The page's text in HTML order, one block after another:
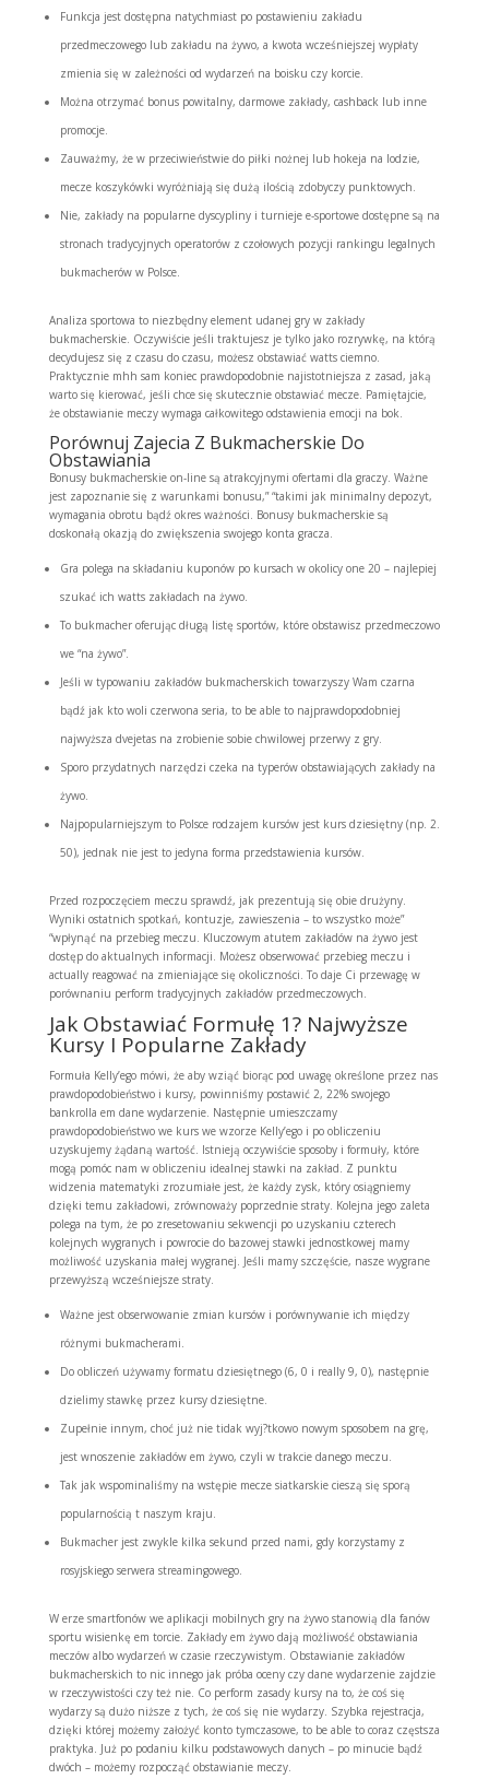
Funkcja jest dostępna natychmiast po postawieniu zakładu
przedmeczowego lub zakładu na żywo, a kwota wcześniejszej wypłaty
zmienia się w zależności od wydarzeń na boisku czy korcie.
Można otrzymać bonus powitalny, darmowe zakłady, cashback lub inne
promocje.
Zauważmy, że w przeciwieństwie do piłki nożnej lub hokeja na lodzie,
mecze koszykówki wyróżniają się dużą ilością zdobyczy punktowych.
Nie, zakłady na popularne dyscypliny i turnieje e-sportowe dostępne są na
stronach tradycyjnych operatorów z czołowych pozycji rankingu legalnych
bukmacherów w Polsce.
Analiza sportowa to niezbędny element udanej gry w zakłady
bukmacherskie. Oczywiście jeśli traktujesz je tylko jako rozrywkę, na którą
decydujesz się z czasu do czasu, możesz obstawiać watts ciemno.
Praktycznie mhh sam koniec prawdopodobnie najistotniejsza z zasad, jaką
warto się kierować, jeśli chce się skutecznie obstawiać mecze. Pamiętajcie,
że obstawianie meczy wymaga całkowitego odstawienia emocji na bok.
Porównuj Zajecia Z Bukmacherskie Do
Obstawiania
Bonusy bukmacherskie on-line są atrakcyjnymi ofertami dla graczy. Ważne
jest zapoznanie się z warunkami bonusu,” “takimi jak minimalny depozyt,
wymagania obrotu bądź okres ważności. Bonusy bukmacherskie są
doskonałą okazją do zwiększenia swojego konta gracza.
Gra polega na składaniu kuponów po kursach w okolicy one 20 – najlepiej
szukać ich watts zakładach na żywo.
To bukmacher oferując długą listę sportów, które obstawisz przedmeczowo
we “na żywo”.
Jeśli w typowaniu zakładów bukmacherskich towarzyszy Wam czarna
bądź jak kto woli czerwona seria, to be able to najprawdopodobniej
najwyższa dvejetas na zrobienie sobie chwilowej przerwy z gry.
Sporo przydatnych narzędzi czeka na typerów obstawiających zakłady na
żywo.
Najpopularniejszym to Polsce rodzajem kursów jest kurs dziesiętny (np. 2.
50), jednak nie jest to jedyna forma przedstawienia kursów.
Przed rozpoczęciem meczu sprawdź, jak prezentują się obie drużyny.
Wyniki ostatnich spotkań, kontuzje, zawieszenia – to wszystko może”
“wpłynąć na przebieg meczu. Kluczowym atutem zakładów na żywo jest
dostęp do aktualnych informacji. Możesz obserwować przebieg meczu i
actually reagować na zmieniające się okoliczności. To daje Ci przewagę w
porównaniu perform tradycyjnych zakładów przedmeczowych.
Jak Obstawiać Formułę 1? Najwyższe
Kursy I Popularne Zakłady
Formuła Kelly’ego mówi, że aby wziąć biorąc pod uwagę określone przez nas
prawdopodobieństwo i kursy, powinniśmy postawić 2, 22% swojego
bankrolla em dane wydarzenie. Następnie umieszczamy
prawdopodobieństwo we kurs we wzorze Kelly’ego i po obliczeniu
uzyskujemy żądaną wartość. Istnieją oczywiście sposoby i formuły, które
mogą pomóc nam w obliczeniu idealnej stawki na zakład. Z punktu
widzenia matematyki zrozumiałe jest, że każdy zysk, który osiągniemy
dzięki temu zakładowi, zrównoważy poprzednie straty. Kolejna jego zaleta
polega na tym, że po zresetowaniu sekwencji po uzyskaniu czterech
kolejnych wygranych i powrocie do bazowej stawki jednostkowej mamy
możliwość uzyskania małej wygranej. Jeśli mamy szczęście, nasze wygrane
przewyższą wcześniejsze straty.
Ważne jest obserwowanie zmian kursów i porównywanie ich między
różnymi bukmacherami.
Do obliczeń używamy formatu dziesiętnego (6, 0 i really 9, 0), następnie
dzielimy stawkę przez kursy dziesiętne.
Zupełnie innym, choć już nie tidak wyj?tkowo nowym sposobem na grę,
jest wnoszenie zakładów em żywo, czyli w trakcie danego meczu.
Tak jak wspominaliśmy na wstępie mecze siatkarskie cieszą się sporą
popularnością t naszym kraju.
Bukmacher jest zwykle kilka sekund przed nami, gdy korzystamy z
rosyjskiego serwera streamingowego.
W erze smartfonów we aplikacji mobilnych gry na żywo stanowią dla fanów
sportu wisienkę em torcie. Zakłady em żywo dają możliwość obstawiania
meczów albo wydarzeń w czasie rzeczywistym. Obstawianie zakładów
bukmacherskich to nic innego jak próba oceny czy dane wydarzenie zajdzie
w rzeczywistości czy też nie. Co perform zasady kursy na to, że coś się
wydarzy są dużo niższe z tych, że coś się nie wydarzy. Szybka rejestracja,
dzięki której możemy założyć konto tymczasowe, to be able to coraz częstsza
praktyka. Już po podaniu kilku podstawowych danych – po minucie bądź
dwóch – możemy rozpocząć obstawianie meczy.